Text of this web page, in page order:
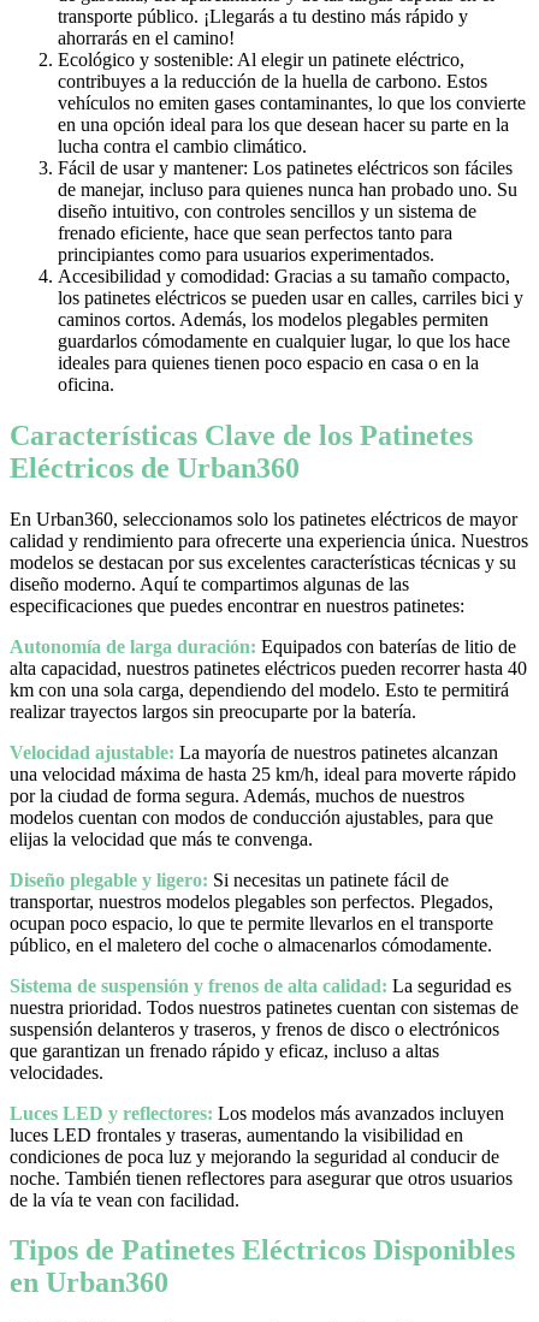
transporte público. ¡Llegarás a tu destino más rápido y
ahorrarás en el camino!
Ecológico y sostenible: Al elegir un patinete eléctrico,
contribuyes a la reducción de la huella de carbono. Estos
vehículos no emiten gases contaminantes, lo que los convierte
en una opción ideal para los que desean hacer su parte en la
lucha contra el cambio climático.
Fácil de usar y mantener: Los patinetes eléctricos son fáciles
de manejar, incluso para quienes nunca han probado uno. Su
diseño intuitivo, con controles sencillos y un sistema de
frenado eficiente, hace que sean perfectos tanto para
principiantes como para usuarios experimentados.
Accesibilidad y comodidad: Gracias a su tamaño compacto,
los patinetes eléctricos se pueden usar en calles, carriles bici y
caminos cortos. Además, los modelos plegables permiten
guardarlos cómodamente en cualquier lugar, lo que los hace
ideales para quienes tienen poco espacio en casa o en la
oficina.
Características Clave de los Patinetes
Eléctricos de Urban360
En Urban360, seleccionamos solo los patinetes eléctricos de mayor
calidad y rendimiento para ofrecerte una experiencia única. Nuestros
modelos se destacan por sus excelentes características técnicas y su
diseño moderno. Aquí te compartimos algunas de las
especificaciones que puedes encontrar en nuestros patinetes:
Autonomía de larga duración: Equipados con baterías de litio de
alta capacidad, nuestros patinetes eléctricos pueden recorrer hasta 40
km con una sola carga, dependiendo del modelo. Esto te permitirá
realizar trayectos largos sin preocuparte por la batería.
Velocidad ajustable: La mayoría de nuestros patinetes alcanzan
una velocidad máxima de hasta 25 km/h, ideal para moverte rápido
por la ciudad de forma segura. Además, muchos de nuestros
modelos cuentan con modos de conducción ajustables, para que
elijas la velocidad que más te convenga.
Diseño plegable y ligero: Si necesitas un patinete fácil de
transportar, nuestros modelos plegables son perfectos. Plegados,
ocupan poco espacio, lo que te permite llevarlos en el transporte
público, en el maletero del coche o almacenarlos cómodamente.
Sistema de suspensión y frenos de alta calidad: La seguridad es
nuestra prioridad. Todos nuestros patinetes cuentan con sistemas de
suspensión delanteros y traseros, y frenos de disco o electrónicos
que garantizan un frenado rápido y eficaz, incluso a altas
velocidades.
Luces LED y reflectores: Los modelos más avanzados incluyen
luces LED frontales y traseras, aumentando la visibilidad en
condiciones de poca luz y mejorando la seguridad al conducir de
noche. También tienen reflectores para asegurar que otros usuarios
de la vía te vean con facilidad.
Tipos de Patinetes Eléctricos Disponibles
en Urban360